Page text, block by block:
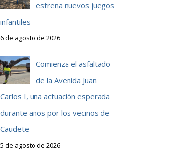
estrena nuevos juegos
infantiles
6 de agosto de 2026
Comienza el asfaltado
de la Avenida Juan
Carlos I, una actuación esperada
durante años por los vecinos de
Caudete
5 de agosto de 2026